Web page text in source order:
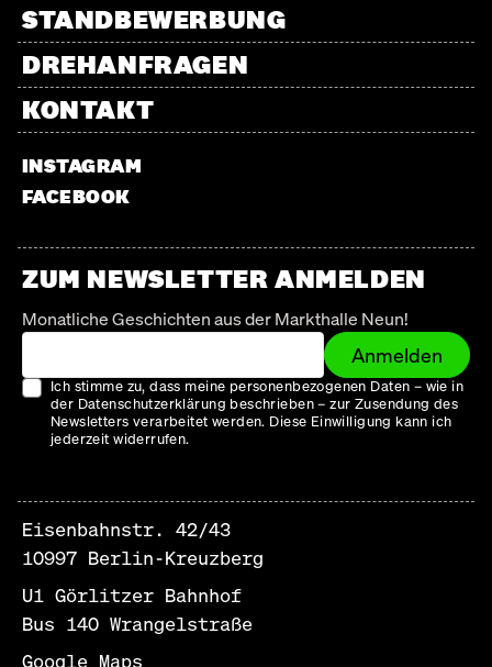
STANDBEWERBUNG
DREHANFRAGEN
KONTAKT
INSTAGRAM
FACEBOOK
ZUM NEWSLETTER ANMELDEN
Monatliche Geschichten aus der Markthalle Neun!
Anmelden
Ich stimme zu, dass meine personenbezogenen Daten – wie in
der Datenschutzerklärung beschrieben – zur Zusendung des
Newsletters verarbeitet werden. Diese Einwilligung kann ich
jederzeit widerrufen.
Eisenbahnstr. 42/43
10997 Berlin-Kreuzberg
U1 Görlitzer Bahnhof
Bus 140 Wrangelstraße
Google Maps